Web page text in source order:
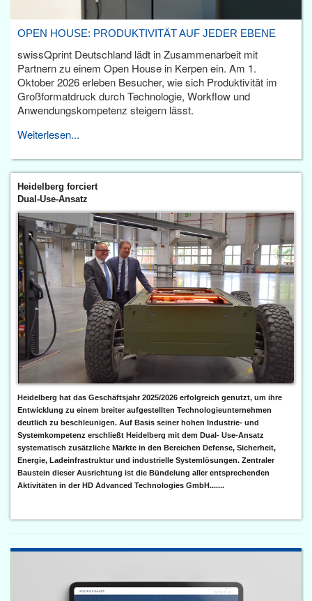
OPEN HOUSE: PRODUKTIVITÄT AUF JEDER EBENE
swissQprint Deutschland lädt in Zusammenarbeit mit
Partnern zu einem Open House in Kerpen ein. Am 1.
Oktober 2026 erleben Besucher, wie sich Produktivität im
Großformatdruck durch Technologie, Workflow und
Anwendungskompetenz steigern lässt.
Weiterlesen...
Heidelberg forciert
Dual-Use-Ansatz
Heidelberg hat das Geschäftsjahr 2025/2026 erfolgreich genutzt, um ihre
Entwicklung zu einem breiter aufgestellten Technologieunternehmen
deutlich zu beschleunigen. Auf Basis seiner hohen Industrie- und
Systemkompetenz erschließt Heidelberg mit dem Dual- Use-Ansatz
systematisch zusätzliche Märkte in den Bereichen Defense, Sicherheit,
Energie, Ladeinfrastruktur und industrielle Systemlösungen. Zentraler
Baustein dieser Ausrichtung ist die Bündelung aller entsprechenden
Aktivitäten in der HD Advanced Technologies GmbH.......